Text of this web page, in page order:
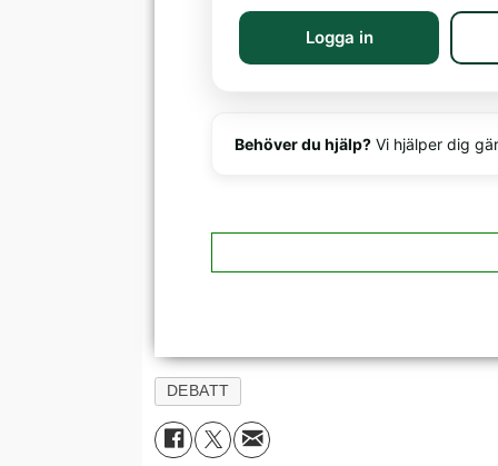
Logga in
Behöver du hjälp? Vi hjälper dig
DEBATT